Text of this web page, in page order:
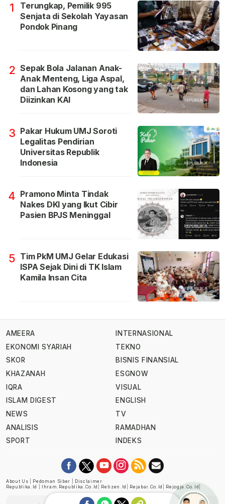
1
Terungkap, Pemilik 995
Senjata di Sekolah Yayasan
Pondok Pinang
2 Sepak Bola Jalanan Anak-
Anak Menteng, Liga Aspal,
dan Lahan Kosong yang tak
Diizinkan KAI
3 Pakar Hukum UMJ Soroti
Legalitas Pendirian
Universitas Republik
Indonesia
4 Pramono Minta Tindak
Nakes DKI yang Ikut Cibir
Pasien BPJS Meninggal
5 Tim PkM UMJ Gelar Edukasi
ISPA Sejak Dini di TK Islam
Kamila Insan Cita
AMEERA
EKONOMI SYARIAH
SKOR
KHAZANAH
IQRA
ISLAM DIGEST
NEWS
ANALISIS
SPORT
INTERNASIONAL
TEKNO
BISNIS FINANSIAL
ESGNOW
VISUAL
ENGLISH
TV
RAMADHAN
INDEKS
About Us Pedoman Siber
Disclaimer
Republika.id
Ihram.republika.co.id Retizen.id Rejabar.co.id Rejogja.co.id